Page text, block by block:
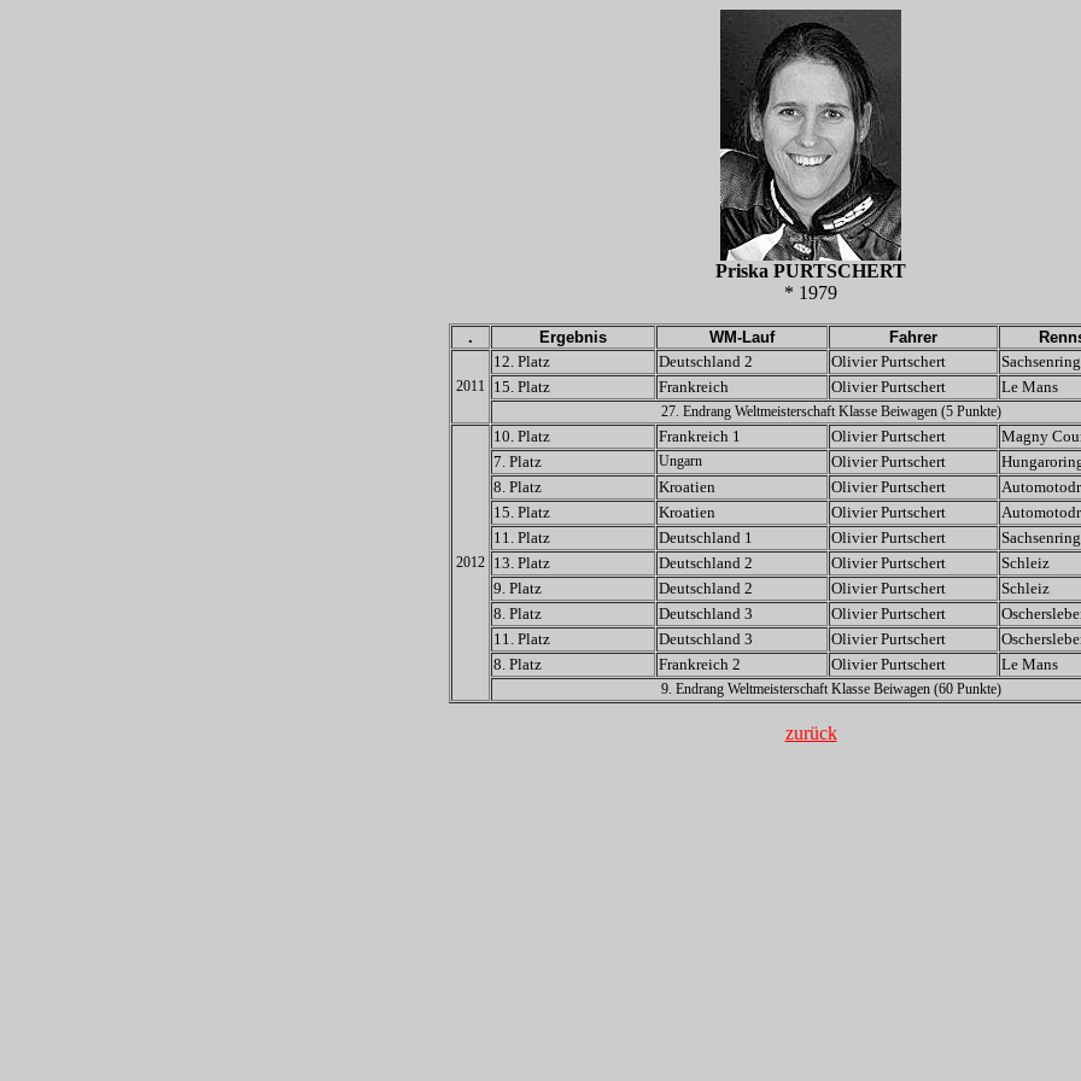
Priska PURTSCHERT
* 1979
. Ergebnis WM-Lauf Fahrer
2011
12. Platz Deutschland 2 Olivier Purtschert
Sachsenring
15. Platz
Frankreich Olivier Purtschert Le Mans
27. Endrang Weltmeisterschaft Klasse Beiwagen (5 Punkte)
2012
10. Platz Frankreich 1 Olivier Purtschert
Magny
7. Platz
Ungarn Olivier Purtschert
8. Platz
Kroatien Olivier Purtschert
15. Platz
Kroatien Olivier Purtschert
11. Platz
Deutschland 1 Olivier Purtschert
Sachsenring
13. Platz
Deutschland 2 Olivier Purtschert
Schleiz
9. Platz
Deutschland 2 Olivier Purtschert
Schleiz
8. Platz
Deutschland 3 Olivier Purtschert
11. Platz
Deutschland 3 Olivier Purtschert
8. Platz
Frankreich 2 Olivier Purtschert Le Mans
9. Endrang Weltmeisterschaft Klasse Beiwagen (60 Punkte)
zurück